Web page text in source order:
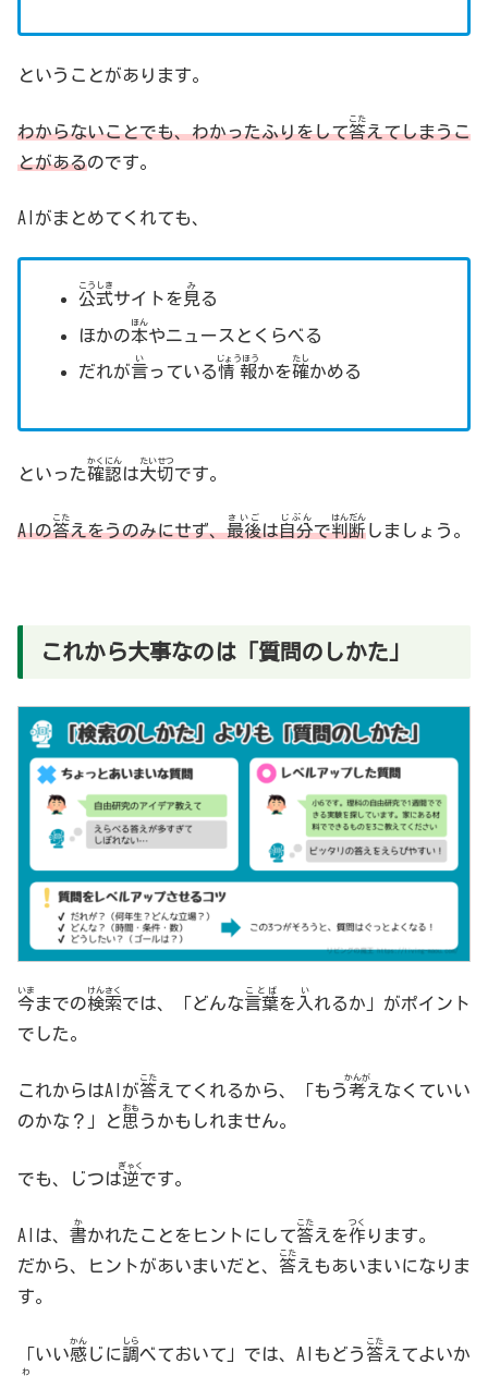
ということがあります。
わからないことでも、わかったふりをして答
こた
えてしまうこ
とがあるのです。
AIがまとめてくれても、
公式
こうしき
サイトを見
み
る
ほかの本
ほん
やニュースとくらべる
だれが言
い
っている情報
じょうほう
かを確
たし
かめる
といった確認
かくにん
は大切
たいせつ
です。
AIの答
こた
えをうのみにせず、最後
さいご
は自分
じぶん
で判断
はんだん
しましょう。
これから大事なのは「質問のしかた」
今
いま
までの検索
けんさく
では、「どんな言葉
ことば
を 入
い
れるか」がポイント
でした。
これからはAIが答
こた
えてくれるから、「もう考
かんが
えなくていい
のかな？」と思
おも
うかもしれません。
でも、じつは逆
ぎゃく
です。
AIは、 書
か
かれたことをヒントにして答
こた
えを作
つく
ります。
だから、ヒントがあいまいだと、 答
こた
えもあいまいになりま
す。
「いい感
かん
じに調
しら
べておいて」では、AIもどう 答
こた
えてよいか
わ